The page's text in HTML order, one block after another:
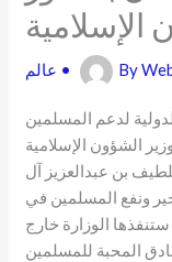
الإسلامية
عالم • By
لدعم المسلمين
الشؤون الإسلامية
بن عبدالعزيز آل
ونفع المسلمين في
الوزارة خارج
المحبة للمسلمين